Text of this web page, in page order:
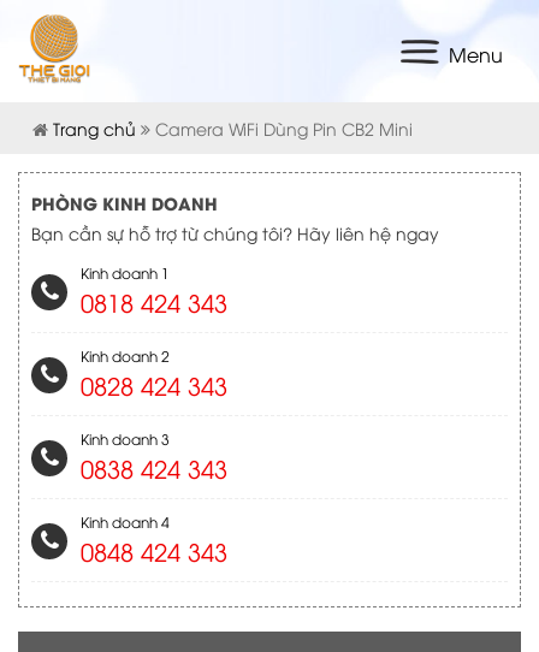
Menu
Trang chủ Camera WiFi Dùng Pin CB2 Mini
PHÒNG KINH DOANH
Bạn cần sự hỗ trợ từ chúng tôi? Hãy liên hệ ngay
Kinh doanh 1
0818 424 343
Kinh doanh 2
0828 424 343
Kinh doanh 3
0838 424 343
Kinh doanh 4
0848 424 343